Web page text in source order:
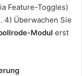
Feature-Toggles)
4) Überwachen Sie
Modul erst